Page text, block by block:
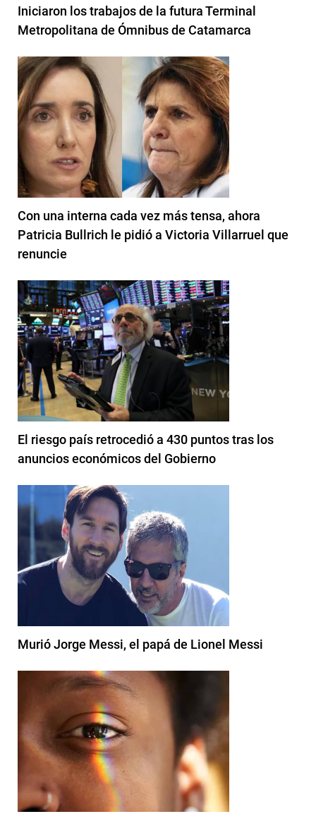
Iniciaron los trabajos de la futura Terminal
Metropolitana de Ómnibus de Catamarca
Con una interna cada vez más tensa, ahora
Patricia Bullrich le pidió a Victoria Villarruel que
renuncie
El riesgo país retrocedió a 430 puntos tras los
anuncios económicos del Gobierno
Murió Jorge Messi, el papá de Lionel Messi